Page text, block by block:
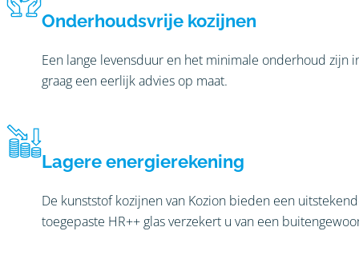
Onderhoudsvrije kozijnen
Een lange levensduur en het minimale onderhoud zijn
graag een eerlijk advies op maat.
Lagere energierekening
De kunststof kozijnen van Kozion bieden een
toegepaste HR++ glas verzekert u van een